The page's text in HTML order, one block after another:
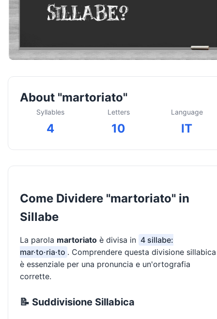
About "martoriato"
Syllables
4
Letters
10
Language
IT
Come Dividere "martoriato" in
Sillabe
La parola martoriato è divisa in 4 sillabe:
mar·to·ria·to . Comprendere questa divisione sillabica
è essenziale per una pronuncia e un'ortografia
corrette.
📝 Suddivisione Sillabica